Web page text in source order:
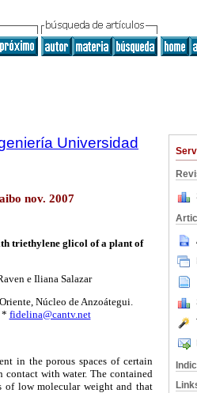
Universidad
nov. 2007
triethylene glicol of a plant of
e Iliana Salazar
Núcleo de Anzoátegui.
* fidelina@cantv.net
in the porous spaces of certain
with water. The contained
of low molecular weight and that